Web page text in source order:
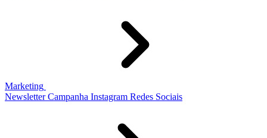
Marketing
Newsletter Campanha Instagram Redes Sociais